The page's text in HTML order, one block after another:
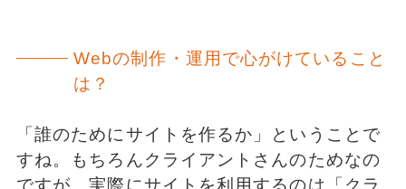
Webの制作・運用で心がけていること
は？
「誰のためにサイトを作るか」ということで
すね。もちろんクライアントさんのためなの
ですが、実際にサイトを利用するのは「クラ